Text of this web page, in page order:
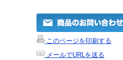
このページを印刷する
メールでURLを送る